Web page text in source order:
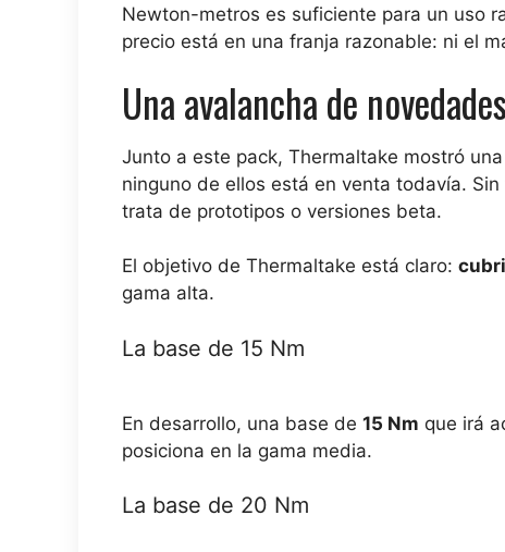
Newton-metros es suficiente para un uso
precio está en una franja razonable: ni el
Una avalancha de
Junto a este pack, Thermaltake mostró
ninguno de ellos está en venta todavía.
trata de prototipos o versiones beta.
El objetivo de Thermaltake está claro:
gama alta.
La base de 15 Nm
En desarrollo, una base de 15 Nm que irá
posiciona en la gama media.
La base de 20 Nm